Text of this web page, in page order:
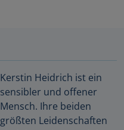
Kerstin Heidrich ist ein
sensibler und offener
Mensch. Ihre beiden
größten Leidenschaften